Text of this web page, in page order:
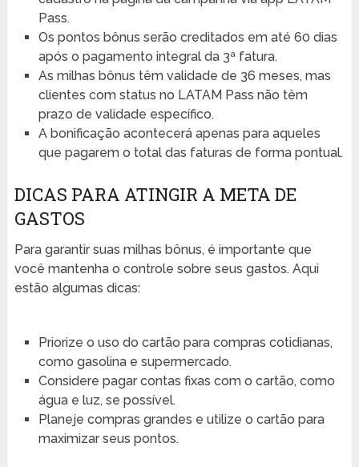
Pass.
Os pontos bônus serão creditados em até 60 dias
após o pagamento integral da 3ª fatura.
As milhas bônus têm validade de 36 meses, mas
clientes com status no LATAM Pass não têm
prazo de validade específico.
A bonificação acontecerá apenas para aqueles
que pagarem o total das faturas de forma pontual.
DICAS PARA ATINGIR A META DE
GASTOS
Para garantir suas milhas bônus, é importante que
você mantenha o controle sobre seus gastos. Aqui
estão algumas dicas:
Priorize o uso do cartão para compras cotidianas,
como gasolina e supermercado.
Considere pagar contas fixas com o cartão, como
água e luz, se possível.
Planeje compras grandes e utilize o cartão para
maximizar seus pontos.